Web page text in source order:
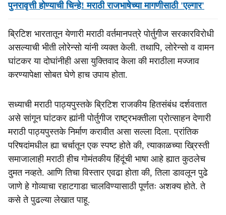
पुनरावृत्ती होण्याची चिन्हे! मराठी राजभाषेच्या मागणीसाठी 'एल्गार'
ब्रिटिश भारतातून येणारी मराठी वर्तमानपत्रे पोर्तुगीज सरकारविरोधी
असल्याची भीती लोरेन्सो यांनी व्यक्त केली. तथापि, लोरेन्सो व वामन
घांटकर या दोघांनीही असा युक्तिवाद केला की मराठीला मज्जाव
करण्यापेक्षा सोबत घेणे हाच उपाय होता.
सध्याची मराठी पाठ्यपुस्तके ब्रिटिश राजकीय हितसंबंध दर्शवतात
असे सांगून घांटकर ह्यांनी पोर्तुगीज राष्ट्रभक्तीला प्रोत्साहन देणारी
मराठी पाठ्यपुस्तके निर्माण करावीत असा सल्ला दिला. प्रांतिक
परिषदांमधील ह्या चर्चातून एक स्पष्ट होते की, त्याकाळच्या ख्रिस्ती
समाजालाही मराठी हीच गोमंतकीय हिंदूंची भाषा आहे ह्यात कुठलेच
दुमत नव्हते. आणि तिचा विस्तार एवढा होता की, तिला डावलून पुढे
जाणे हे गोव्याचा रहाटगाडा चालविण्यासाठी पूर्णतः अशक्य होते. ते
कसे ते पुढल्या लेखात पाहू.